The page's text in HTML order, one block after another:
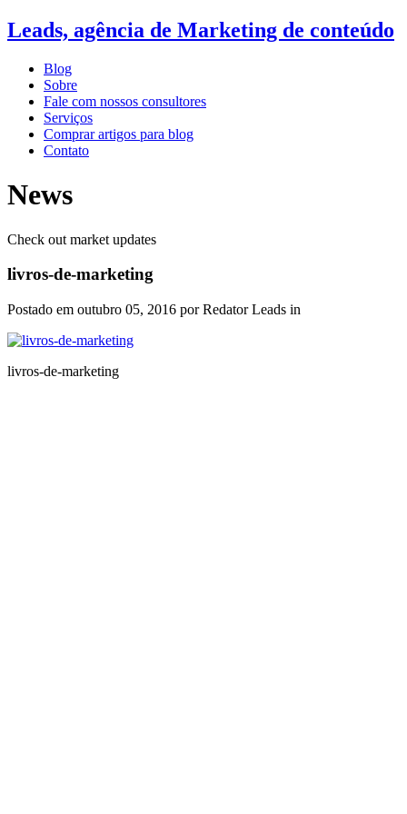
Leads, agência de Marketing de conteúdo
Blog
Sobre
Fale com nossos consultores
Serviços
Comprar artigos para blog
Contato
News
Check out market updates
livros-de-marketing
Postado em outubro 05, 2016 por Redator Leads in
livros-de-marketing